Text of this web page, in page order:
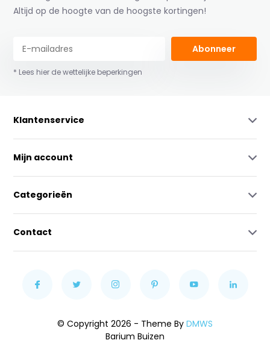
Altijd op de hoogte van de hoogste kortingen!
Abonneer
* Lees hier de wettelijke beperkingen
Klantenservice
Mijn account
Categorieën
Contact
© Copyright 2026 - Theme By DMWS
Barium Buizen